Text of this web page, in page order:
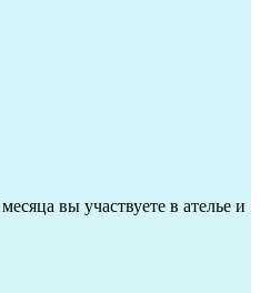
вы участвуете в ателье и